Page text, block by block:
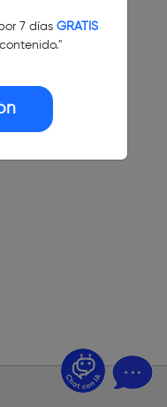
7 días GRATIS